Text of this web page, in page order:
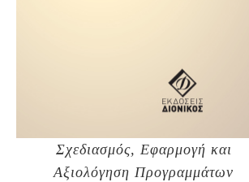
Σχεδιασμός, Εφαρμογή και
Αξιολόγηση Προγραμμάτων